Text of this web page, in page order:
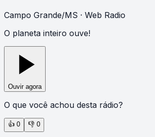
Campo Grande/MS · Web Radio
O planeta inteiro ouve!
Ouvir agora
O que você achou desta rádio?
👍 0 👎 0